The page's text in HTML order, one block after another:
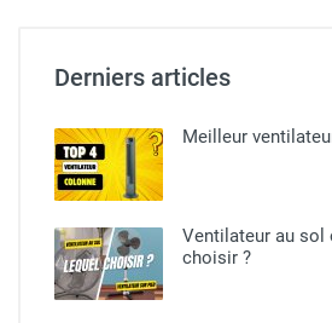
Derniers articles
Meilleur
Ventilateur au sol
choisir ?